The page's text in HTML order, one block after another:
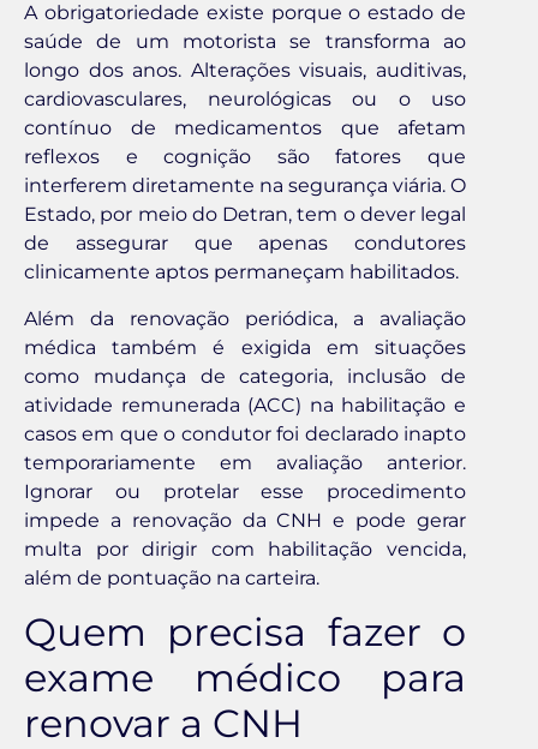
A obrigatoriedade existe porque o estado de
saúde de um motorista se transforma ao
longo dos anos. Alterações visuais, auditivas,
cardiovasculares, neurológicas ou o uso
contínuo de medicamentos que afetam
reflexos e cognição são fatores que
interferem diretamente na segurança viária. O
Estado, por meio do Detran, tem o dever legal
de assegurar que apenas condutores
clinicamente aptos permaneçam habilitados.
Além da renovação periódica, a avaliação
médica também é exigida em situações
como mudança de categoria, inclusão de
atividade remunerada (ACC) na habilitação e
casos em que o condutor foi declarado inapto
temporariamente em avaliação anterior.
Ignorar ou protelar esse procedimento
impede a renovação da CNH e pode gerar
multa por dirigir com habilitação vencida,
além de pontuação na carteira.
Quem precisa fazer o
exame médico para
renovar a CNH